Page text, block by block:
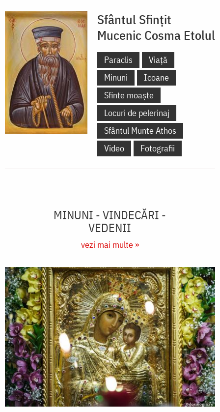
Sfântul Sfințit
Mucenic Cosma Etolul
Paraclis
Viață
Minuni
Icoane
Sfinte moaște
Locuri de pelerinaj
Sfântul Munte Athos
Video
Fotografii
MINUNI - VINDECĂRI -
VEDENII
vezi mai multe »